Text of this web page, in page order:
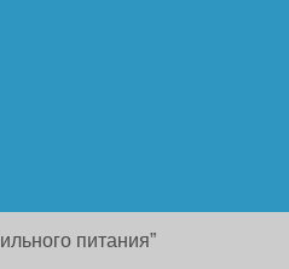
питания”